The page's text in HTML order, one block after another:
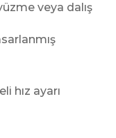
veya dalış
hız ayarı